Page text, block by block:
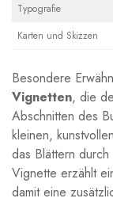
Typografie
Karten und Skizzen
Besondere
Vignetten, die
‍Abschnitten des
kleinen,‌
das Blättern
Vignette erzählt
damit⁢ eine